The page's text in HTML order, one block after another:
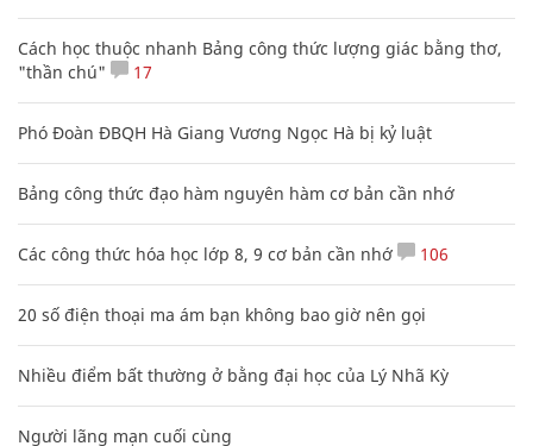
Cách học thuộc nhanh Bảng công thức lượng giác bằng thơ,
"thần chú"
17
Phó Đoàn ĐBQH Hà Giang Vương Ngọc Hà bị kỷ luật
Bảng công thức đạo hàm nguyên hàm cơ bản cần nhớ
Các công thức hóa học lớp 8, 9 cơ bản cần nhớ 106
20 số điện thoại ma ám bạn không bao giờ nên gọi
Nhiều điểm bất thường ở bằng đại học của Lý Nhã Kỳ
Người lãng mạn cuối cùng